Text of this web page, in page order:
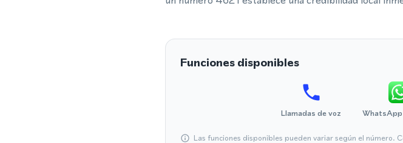
Funciones disponibles
Llamadas de voz WhatsApp
Las funciones disponibles pueden variar según el